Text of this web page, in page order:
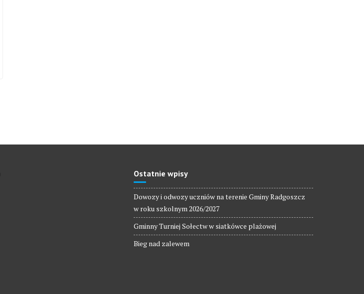
Ostatnie wpisy
Dowozy i odwozy uczniów na terenie Gminy Radgoszcz
w roku szkolnym 2026/2027
Gminny Turniej Sołectw w siatkówce plażowej
Bieg nad zalewem